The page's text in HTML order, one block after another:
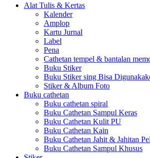
Alat Tulis & Kertas
Kalender
Amplop
Kartu Jurnal
Label
Pena
Cathetan tempel & bantalan
Buku Stiker
Buku Stiker sing Bisa
Stiker & Album Foto
Buku cathetan
Buku cathetan spiral
Buku Cathetan Sampul Keras
Buku Cathetan Kulit PU
Buku Cathetan Kain
Buku Cathetan Jahit & Jahitan
Buku Cathetan Sampul Khusus